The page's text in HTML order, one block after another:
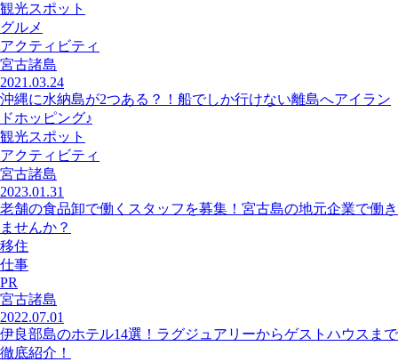
観光スポット
グルメ
アクティビティ
宮古諸島
2021.03.24
沖縄に水納島が2つある？！船でしか行けない離島へアイラン
ドホッピング♪
観光スポット
アクティビティ
宮古諸島
2023.01.31
老舗の食品卸で働くスタッフを募集！宮古島の地元企業で働き
ませんか？
移住
仕事
PR
宮古諸島
2022.07.01
伊良部島のホテル14選！ラグジュアリーからゲストハウスまで
徹底紹介！